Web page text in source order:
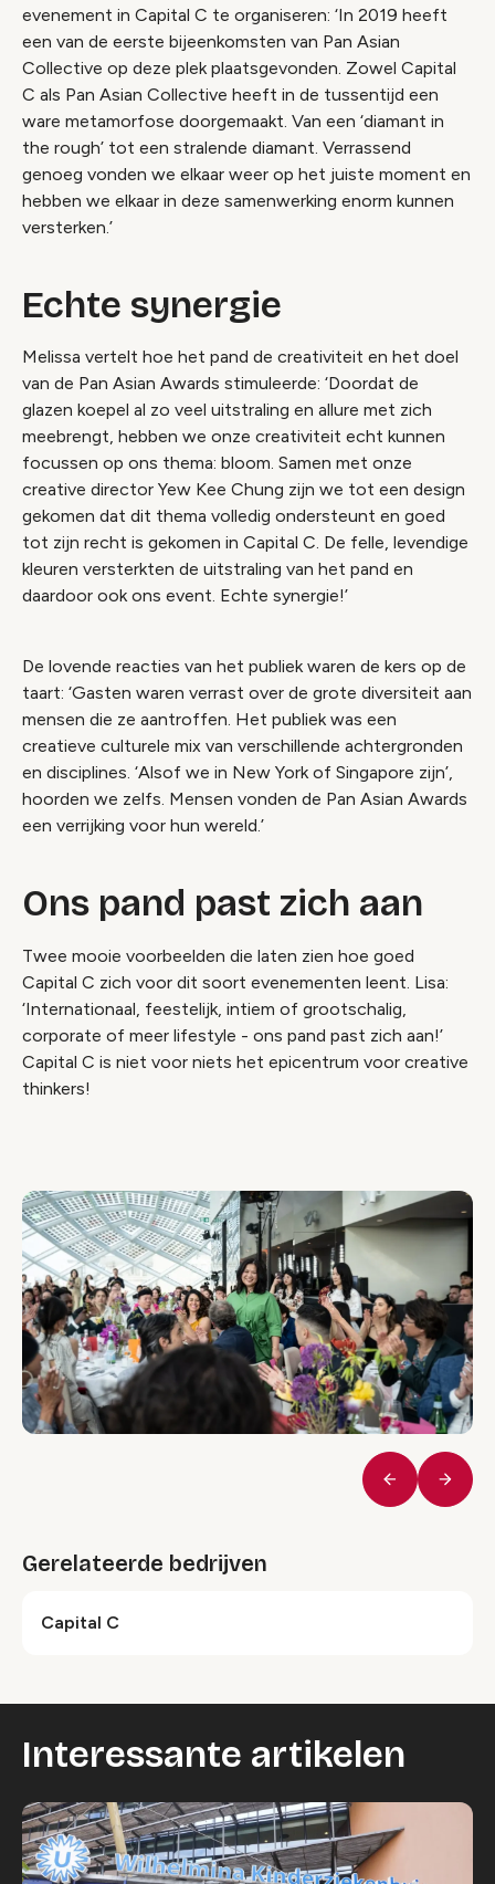
evenement in Capital C te organiseren: ‘In 2019 heeft
een van de eerste bijeenkomsten van Pan Asian
Collective op deze plek plaatsgevonden. Zowel Capital
C als Pan Asian Collective heeft in de tussentijd een
ware metamorfose doorgemaakt. Van een ‘diamant in
the rough’ tot een stralende diamant. Verrassend
genoeg vonden we elkaar weer op het juiste moment en
hebben we elkaar in deze samenwerking enorm kunnen
versterken.’
Echte synergie
Melissa vertelt hoe het pand de creativiteit en het doel
van de Pan Asian Awards stimuleerde: ‘Doordat de
glazen koepel al zo veel uitstraling en allure met zich
meebrengt, hebben we onze creativiteit echt kunnen
focussen op ons thema: bloom. Samen met onze
creative director Yew Kee Chung zijn we tot een design
gekomen dat dit thema volledig ondersteunt en goed
tot zijn recht is gekomen in Capital C. De felle, levendige
kleuren versterkten de uitstraling van het pand en
daardoor ook ons event. Echte synergie!’
De lovende reacties van het publiek waren de kers op de
taart: ‘Gasten waren verrast over de grote diversiteit aan
mensen die ze aantroffen. Het publiek was een
creatieve culturele mix van verschillende achtergronden
en disciplines. ‘Alsof we in New York of Singapore zijn’,
hoorden we zelfs. Mensen vonden de Pan Asian Awards
een verrijking voor hun wereld.’
Ons pand past zich aan
Twee mooie voorbeelden die laten zien hoe goed
Capital C zich voor dit soort evenementen leent. Lisa:
‘Internationaal, feestelijk, intiem of grootschalig,
corporate of meer lifestyle - ons pand past zich aan!’
Capital C is niet voor niets het epicentrum voor creative
thinkers!
Vorige
Gerelateerde bedrijven
Capital C
Interessante artikelen